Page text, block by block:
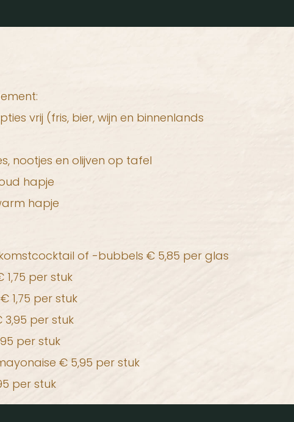
vrij (fris, bier, wijn en binnenlands
nootjes en olijven op tafel
hapje
hapje
of -bubbels € 5,85 per glas
1,75 per stuk
1,75 per stuk
per stuk
per stuk
€ 5,95 per stuk
per stuk